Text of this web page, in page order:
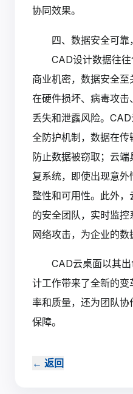
协同效果。
四、数据安全可
CAD设计数据往
商业机密，数据安全
在硬件损坏、病毒攻
丢失和泄露风险。
全防护机制，数据在传
防止数据被窃取；云
复系统，即使出现意
整性和可用性。此外
的安全团队，实时监
网络攻击，为企业的数
CAD云桌面以其
计工作带来了全新的
率和质量，还为团队
保障。‍
← 返回